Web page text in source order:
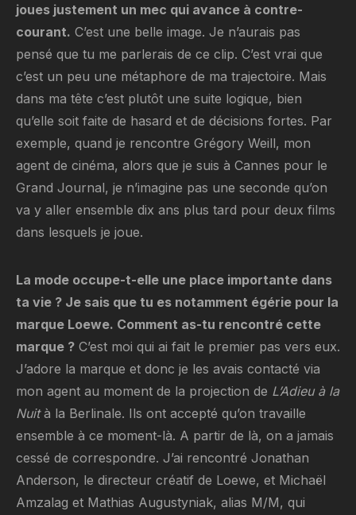
joues justement un mec qui avance à contre-
courant. C’est une belle image. Je n’aurais pas
pensé que tu me parlerais de ce clip. C’est vrai que
c’est un peu une métaphore de ma trajectoire. Mais
dans ma tête c’est plutôt une suite logique, bien
qu’elle soit faite de hasard et de décisions fortes. Par
exemple, quand je rencontre Grégory Weill, mon
agent de cinéma, alors que je suis à Cannes pour le
Grand Journal, je n’imagine pas une seconde qu’on
va y aller ensemble dix ans plus tard pour deux films
dans lesquels je joue.
La mode occupe-t-elle une place importante dans
ta vie ? Je sais que tu es notamment égérie pour la
marque Loewe. Comment as-tu rencontré cette
marque ? C’est moi qui ai fait le premier pas vers eux.
J’adore la marque et donc je les avais contacté via
mon agent au moment de la projection de L’Adieu à la
Nuità la Berlinale. Ils ont accepté qu’on travaille
ensemble à ce moment-là. A partir de là, on a jamais
cessé de correspondre. J’ai rencontré Jonathan
Anderson, le directeur créatif de Loewe, et Michaël
Amzalag et Mathias Augustyniak, alias M/M, qui